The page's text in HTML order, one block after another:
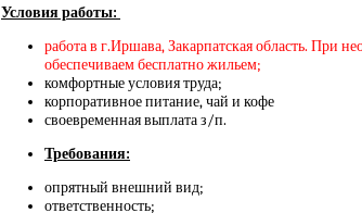
Условия работы:
работа в г.Иршава, Закарпатская область. При
обеспечиваем бесплатно жильем;
комфортные условия труда;
корпоративное питание, чай и кофе
своевременная выплата з/п.
Требования:
опрятный внешний вид;
ответственность;